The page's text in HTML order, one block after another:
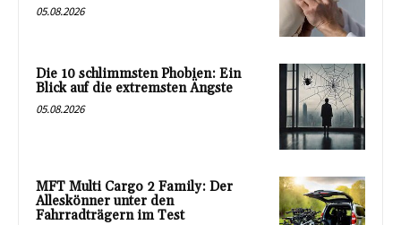
05.08.2026
Die 10 schlimmsten Phobien: Ein
Blick auf die extremsten Ängste
05.08.2026
MFT Multi Cargo 2 Family: Der
Alleskönner unter den
Fahrradträgern im Test